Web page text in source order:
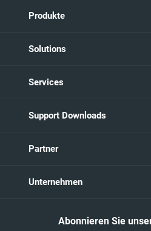
Produkte
Solutions
Services
Support Downloads
Partner
Unternehmen
Abonnieren Sie